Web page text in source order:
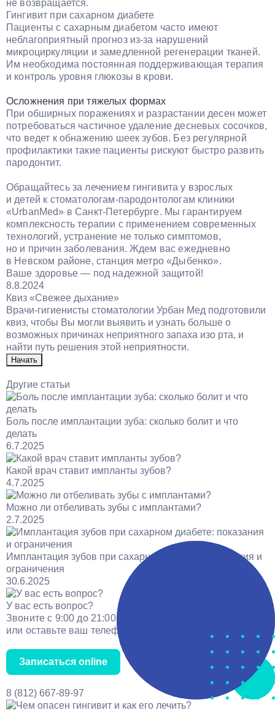
не возвращается.
Гингивит при сахарном диабете
Пациенты с сахарным диабетом часто имеют
неблагоприятный прогноз из-за нарушений
микроциркуляции и замедленной регенерации тканей.
Им необходима постоянная поддерживающая терапия
и контроль уровня глюкозы в крови.
Осложнения при тяжелых формах
При обширных поражениях и разрастании десен может
потребоваться частичное удаление десневых сосочков,
что ведет к обнажению шеек зубов. Без регулярной
профилактики такие пациенты рискуют быстро развить
пародонтит.
Обращайтесь за лечением гингивита у взрослых
и детей к стоматологам-пародонтологам клиники
«UrbanMed» в Санкт-Петербурге. Мы гарантируем
комплексность терапии с применением современных
технологий, устранение не только симптомов,
но и причин заболевания. Ждем вас ежедневно
в Невском районе, станция метро «Дыбенко».
Ваше здоровье — под надежной защитой!
8.8.2024
Квиз «Свежее дыхание»
Врачи-гигиенисты стоматологии Урбан Мед подготовили
квиз, чтобы Вы могли выявить и узнать больше о
возможных причинах неприятного запаха изо рта, и
найти путь решения этой неприятности.
Начать
Другие статьи
Боль после имплантации зуба: сколько болит и что
делать
6.7.2025
Какой врач ставит импланты зубов?
4.7.2025
Можно ли отбеливать зубы с имплантами?
2.7.2025
Имплантация зубов при сахарном диабете: показания и
ограничения
30.6.2025
У вас есть вопрос?
Звоните с 9:00 до 21:00
или оставьте ваш телефон.
Записаться online
8 (812) 667-89-97